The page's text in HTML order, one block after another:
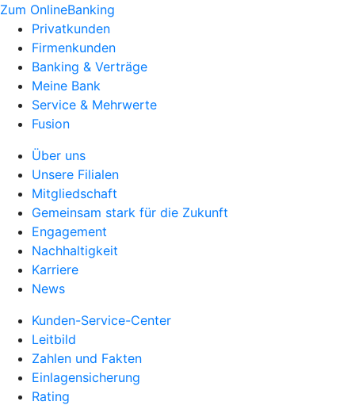
Zum OnlineBanking
Privatkunden
Firmenkunden
Banking & Verträge
Meine Bank
Service & Mehrwerte
Fusion
Über uns
Unsere Filialen
Mitgliedschaft
Gemeinsam stark für die Zukunft
Engagement
Nachhaltigkeit
Karriere
News
Kunden-Service-Center
Leitbild
Zahlen und Fakten
Einlagensicherung
Rating